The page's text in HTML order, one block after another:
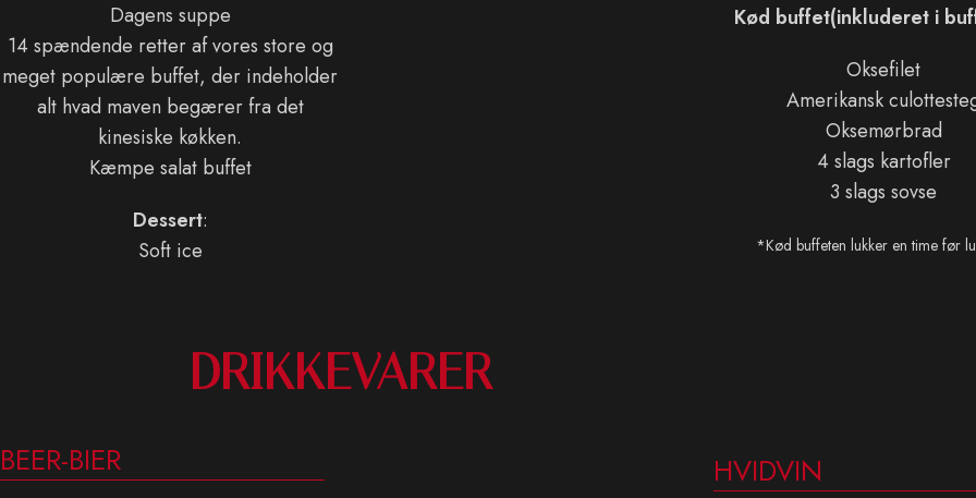
Dagens suppe
14 spændende retter af vores store og
meget populære buffet, der indeholder
alt hvad maven begærer fra det
kinesiske køkken.
Kæmpe salat buffet
Dessert:
Soft ice
Kød buffet(inkluderet i
Oksefilet
Amerikansk
Oksemørbrad
4 slags kartofler
3 slags sovse
*Kød buffeten lukker en time før
DRIKKEVARER
BEER-BIER HVIDVIN